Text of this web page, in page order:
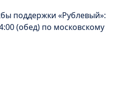
поддержки «Рублевый»:
(обед) по московскому